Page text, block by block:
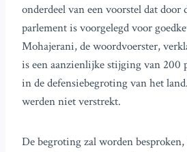
onderdeel van een voorstel dat door
parlement is voorgelegd voor
Mohajerani, de woordvoerster,
is een aanzienlijke stijging van 200
in de defensiebegroting van het
werden niet verstrekt.
De begroting zal worden